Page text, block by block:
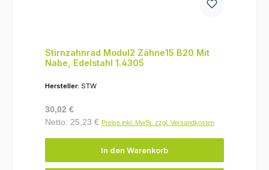
Stirnzahnrad Modul2 Zähne15 B20 Mit
Nabe, Edelstahl 1.4305
Hersteller: STW
Regulärer Preis:
30,02 €
Netto: 25,23 € Preise inkl. MwSt. zzgl. Versandkosten
In den Warenkorb